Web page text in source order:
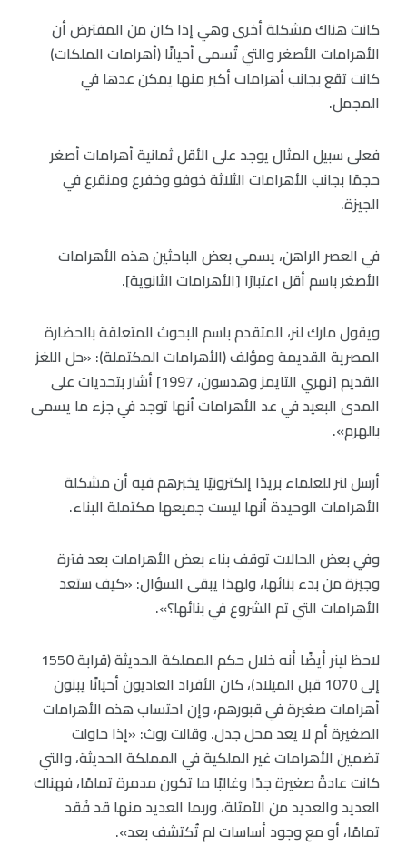
كانت هناك مشكلة أخرى وهي إذا كان من المفترض أن
الأهرامات الأصغر والتي تُسمى أحيانًا (أهرامات الملكات)
كانت تقع بجانب أهرامات أكبر منها يمكن عدها في
المجمل.
فعلى سبيل المثال يوجد على الأقل ثمانية أهرامات أصغر
حجمًا بجانب الأهرامات الثلاثة خوفو وخفرع ومنقرع في
الجيزة.
في العصر الراهن، يسمي بعض الباحثين هذه الأهرامات
الأصغر باسم أقل اعتبارًا [الأهرامات الثانوية].
ويقول مارك لنر، المتقدم باسم البحوث المتعلقة بالحضارة
المصرية القديمة ومؤلف (الأهرامات المكتملة): «حل اللغز
القديم [نهري التايمز وهدسون، 1997] أشار بتحديات على
المدى البعيد في عد الأهرامات أنها توجد في جزء ما يسمى
بالهرم».
أرسل لنر للعلماء بريدًا إلكترونيًا يخبرهم فيه أن مشكلة
الأهرامات الوحيدة أنها ليست جميعها مكتملة البناء.
وفي بعض الحالات توقف بناء بعض الأهرامات بعد فترة
وجيزة من بدء بنائها، ولهذا يبقى السؤال: «كيف ستعد
الأهرامات التي تم الشروع في بنائها؟».
لاحظ لينر أيضًا أنه خلال حكم المملكة الحديثة (قرابة 1550
إلى 1070 قبل الميلاد)، كان الأفراد العاديون أحيانًا يبنون
أهرامات صغيرة في قبورهم، وإن احتساب هذه الأهرامات
الصغيرة أم لا يعد محل جدل. وقالت روث: «إذا حاولت
تضمين الأهرامات غير الملكية في المملكة الحديثة، والتي
كانت عادةً صغيرة جدًا وغالبًا ما تكون مدمرة تمامًا، فهناك
العديد والعديد من الأمثلة، وربما العديد منها قد فُقد
تمامًا، أو مع وجود أساسات لم تُكتشف بعد».